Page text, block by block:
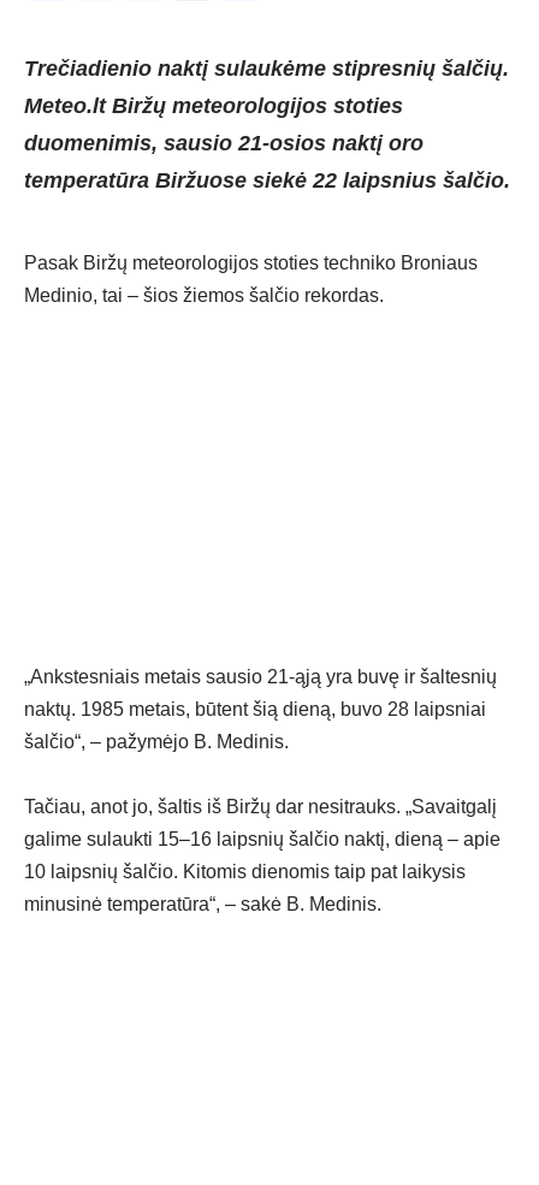
Trečiadienio naktį sulaukėme stipresnių šalčių.
Meteo.lt Biržų meteorologijos stoties
duomenimis, sausio 21-osios naktį oro
temperatūra Biržuose siekė 22 laipsnius šalčio.
Pasak Biržų meteorologijos stoties techniko Broniaus
Medinio, tai – šios žiemos šalčio rekordas.
„Ankstesniais metais sausio 21-ąją yra buvę ir šaltesnių
naktų. 1985 metais, būtent šią dieną, buvo 28 laipsniai
šalčio“, – pažymėjo B. Medinis.
Tačiau, anot jo, šaltis iš Biržų dar nesitrauks. „Savaitgalį
galime sulaukti 15–16 laipsnių šalčio naktį, dieną – apie
10 laipsnių šalčio. Kitomis dienomis taip pat laikysis
minusinė temperatūra“, – sakė B. Medinis.